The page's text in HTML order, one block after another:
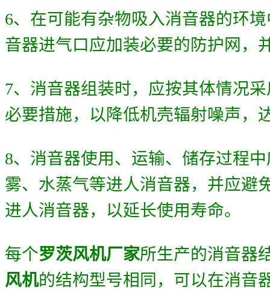
6、 在可能有杂物吸入消音器的环
音器进气口应加装必要的防护网，
7、消音器组装时，应按其体情况
必要措施，以降低机壳辐射噪声，
8、消音器使用、运输、储存过程
雾、水蒸气等进人消音器，并应避
进人消音器，以延长使用寿命。
每个罗茨风机厂家所生产的消音器
风机的结构型号相同，可以在消音